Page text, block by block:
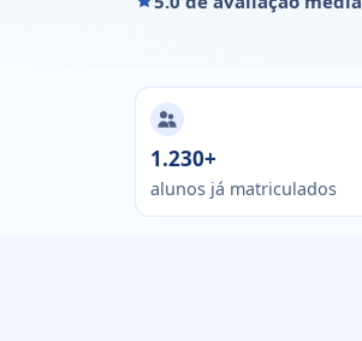
1.230+
alunos já matriculados